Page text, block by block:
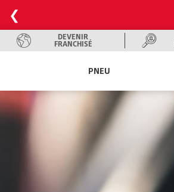
❮
DEVENIR
FRANCHISÉ
PNEU